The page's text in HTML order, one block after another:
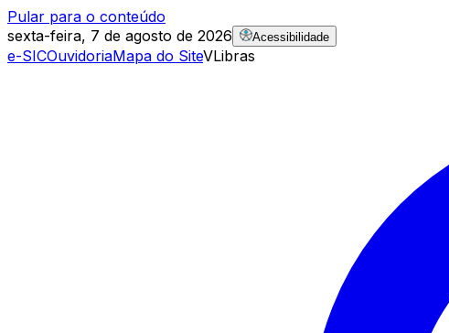
Pular para o conteúdo
sexta-feira, 7 de agosto de 2026
Acessibilidade
e-SICOuvidoriaMapa do SiteVLibras